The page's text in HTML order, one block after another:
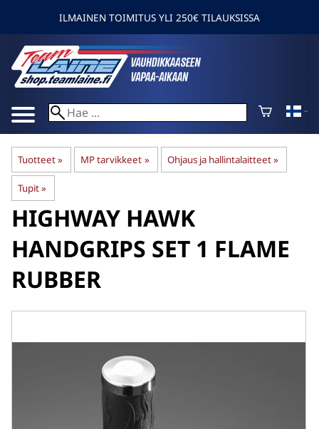
ILMAINEN TOIMITUS YLI 250€ TILAUKSISSA
Tuotteet‪» MP tarvikkeet ‪» Ohjaus ja hallintalaitteet‪»
Tupit‪»
HIGHWAY HAWK
HANDGRIPS SET 1 FLAME
RUBBER